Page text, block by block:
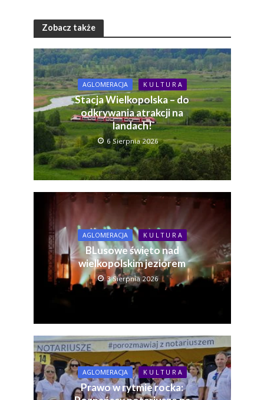
Zobacz także
AGLOMERACJA K U L T U R A
Stacja Wielkopolska – do
odkrywania atrakcji na
landach!
6 Sierpnia 2026
AGLOMERACJA K U L T U R A
BLusowe święto nad
wielkopolskim jeziorem
3 Sierpnia 2026
AGLOMERACJA K U L T U R A
Prawo w rytmie rocka: